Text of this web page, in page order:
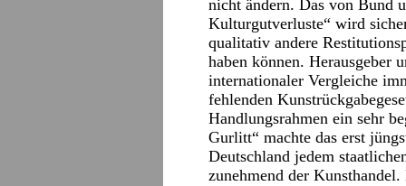
nicht ändern. Das von Bund
Kulturgutverluste“ wird
qualitativ andere
haben können. Herausgeber
internationaler Vergleiche
fehlenden
Handlungsrahmen ein sehr
Gurlitt“ machte das erst
Deutschland jedem
zunehmend der